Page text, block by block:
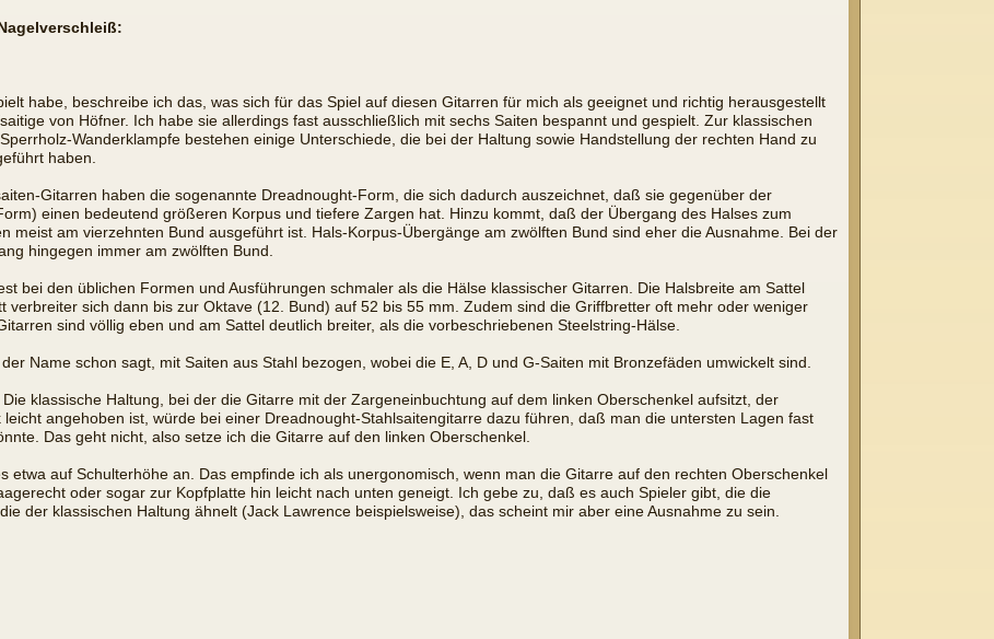
habe, beschreibe ich das, was sich für das Spiel auf diesen Gitarren für mich als geeignet und richtig herausgestellt
von Höfner. Ich habe sie allerdings fast ausschließlich mit sechs Saiten bespannt und gespielt. Zur klassischen
Wanderklampfe bestehen einige Unterschiede, die bei der Haltung sowie Handstellung der rechten Hand zu
haben.
Gitarren haben die sogenannte Dreadnought-Form, die sich dadurch auszeichnet, daß sie gegenüber der
einen bedeutend größeren Korpus und tiefere Zargen hat. Hinzu kommt, daß der Übergang des Halses zum
meist am vierzehnten Bund ausgeführt ist. Hals-Korpus-Übergänge am zwölften Bund sind eher die Ausnahme. Bei der
hingegen immer am zwölften Bund.
bei den üblichen Formen und Ausführungen schmaler als die Hälse klassischer Gitarren. Die Halsbreite am Sattel
verbreiter sich dann bis zur Oktave (12. Bund) auf 52 bis 55 mm. Zudem sind die Griffbretter oft mehr oder weniger
sind völlig eben und am Sattel deutlich breiter, als die vorbeschriebenen Steelstring-Hälse.
Name schon sagt, mit Saiten aus Stahl bezogen, wobei die E, A, D und G-Saiten mit Bronzefäden umwickelt sind.
klassische Haltung, bei der die Gitarre mit der Zargeneinbuchtung auf dem linken Oberschenkel aufsitzt, der
angehoben ist, würde bei einer Dreadnought-Stahlsaitengitarre dazu führen, daß man die untersten Lagen fast
Das geht nicht, also setze ich die Gitarre auf den linken Oberschenkel.
etwa auf Schulterhöhe an. Das empfinde ich als unergonomisch, wenn man die Gitarre auf den rechten Oberschenkel
oder sogar zur Kopfplatte hin leicht nach unten geneigt. Ich gebe zu, daß es auch Spieler gibt, die die
der klassischen Haltung ähnelt (Jack Lawrence beispielsweise), das scheint mir aber eine Ausnahme zu sein.